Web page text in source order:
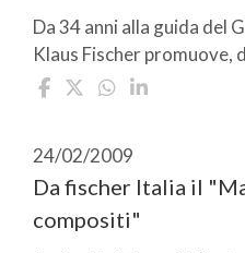
Da 34 anni alla guida del
Klaus Fischer promuove,
24/02/2009
Da fischer Italia il
compositi"